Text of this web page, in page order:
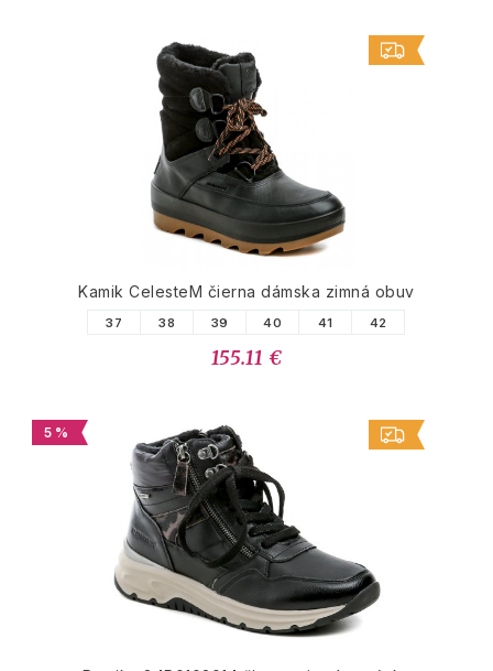
Kamik CelesteM čierna dámska zimná obuv
37 38 39 40 41 42
155.11 €
5 %